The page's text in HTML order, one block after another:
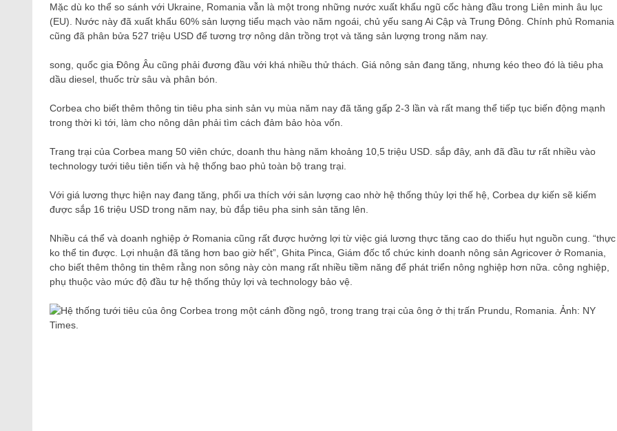
Mặc dù ko thể so sánh với Ukraine, Romania vẫn là một trong những nước xuất khẩu ngũ cốc hàng đầu trong Liên minh âu lục
(EU). Nước này đã xuất khẩu 60% sản lượng tiểu mạch vào năm ngoái, chủ yếu sang Ai Cập và Trung Đông. Chính phủ Romania
cũng đã phân bửa 527 triệu USD để tương trợ nông dân trồng trọt và tăng sản lượng trong năm nay.
song, quốc gia Đông Âu cũng phải đương đầu với khá nhiều thử thách. Giá nông sản đang tăng, nhưng kéo theo đó là tiêu pha
dầu diesel, thuốc trừ sâu và phân bón.
Corbea cho biết thêm thông tin tiêu pha sinh sản vụ mùa năm nay đã tăng gấp 2-3 lần và rất mang thể tiếp tục biến động mạnh
trong thời kì tới, làm cho nông dân phải tìm cách đảm bảo hòa vốn.
Trang trại của Corbea mang 50 viên chức, doanh thu hàng năm khoảng 10,5 triệu USD. sắp đây, anh đã đầu tư rất nhiều vào
technology tưới tiêu tiên tiến và hệ thống bao phủ toàn bộ trang trại.
Với giá lương thực hiện nay đang tăng, phối ưa thích với sản lượng cao nhờ hệ thống thủy lợi thế hệ, Corbea dự kiến ​​sẽ kiếm
được sắp 16 triệu USD trong năm nay, bù đắp tiêu pha sinh sản tăng lên.
Nhiều cá thể và doanh nghiệp ở Romania cũng rất được hưởng lợi từ việc giá lương thực tăng cao do thiếu hụt nguồn cung. “thực
ko thể tin được. Lợi nhuận đã tăng hơn bao giờ hết”, Ghita Pinca, Giám đốc tổ chức kinh doanh nông sản Agricover ở Romania,
cho biết thêm thông tin thêm rằng non sông này còn mang rất nhiều tiềm năng để phát triển nông nghiệp hơn nữa. công nghiệp,
phụ thuộc vào mức độ đầu tư hệ thống thủy lợi và technology bảo vệ.